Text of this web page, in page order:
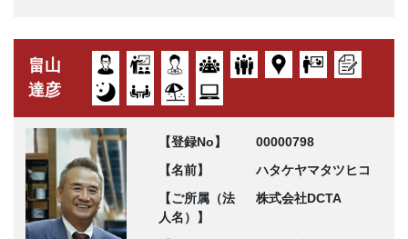
畠山
達彦
【登録No】
00000798
【名前】
ハタケヤマタツヒコ
【ご所属（法
人名）】
株式会社DCTA